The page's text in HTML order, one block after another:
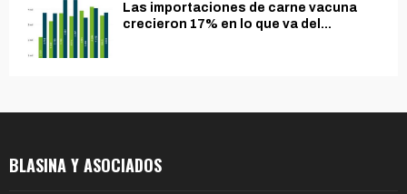
Las importaciones de carne vacuna
crecieron 17% en lo que va del...
BLASINA Y ASOCIADOS